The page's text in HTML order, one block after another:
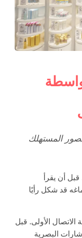
المستهلك
أن يقرأ
قد شكل رأيًا
الاتصال الأولى. قبل
البصرية